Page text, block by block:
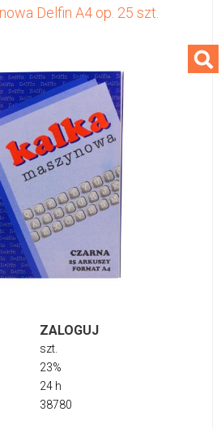
Delfin A4 op. 25 szt.
ZALOGUJ
szt.
23%
24 h
38780